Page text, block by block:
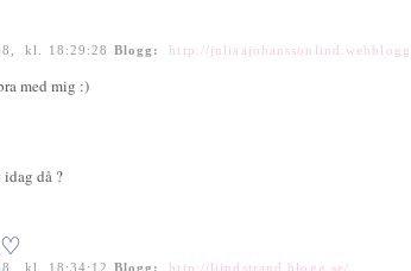
kl. 18:29:28 Blogg: http://
med mig :)
då ?
kl. 18:34:12 Blogg: http://liindstrand.blogg.se/